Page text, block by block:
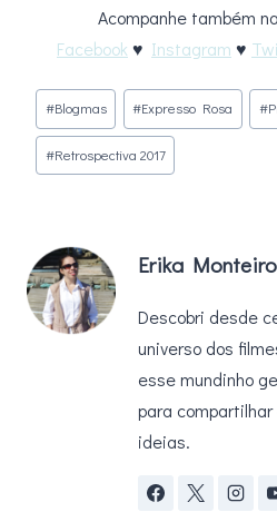
Acompanhe também
Facebook ♥ Instagram ♥
Tags
do
Post:
#Blogmas #Expresso Rosa #
#Retrospectiva 2017
Erika Monteiro
Descobri desde
universo dos
esse mundinho
para
ideias.